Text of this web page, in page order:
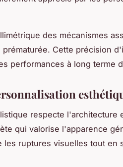
des mécanismes
Cette précision
performances à long terme
respecte l'architecture
qui valorise l'apparence
les ruptures visuelles tout en